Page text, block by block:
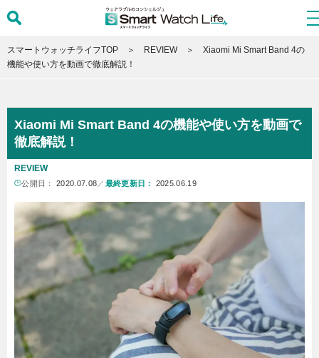
スマートウォッチライフTOP REVIEW
Xiaomi Mi Smart Band 4の
機能や使い方を動画で徹底解説！
Xiaomi Mi Smart Band 4の機能や使い方を動画で
徹底解説！
REVIEW
公開日： 2020.07.08 ／ 最終更新日： 2025.06.19